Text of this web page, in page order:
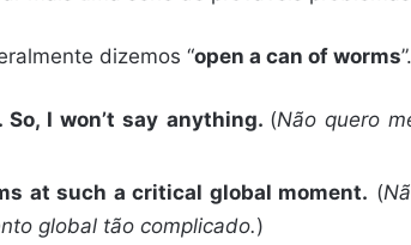
dizemos “open a can of worms
I won’t say anything. (Não quero
at such a critical global moment. (
global tão complicado.)